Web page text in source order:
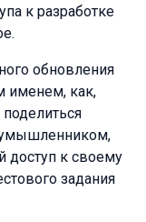
к разработке
обновления
именем, как,
доступ к своему
задания